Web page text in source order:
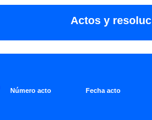
Actos y
Número acto Fecha acto